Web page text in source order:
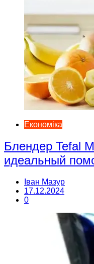
Економіка
Блендер Tefal
идеальный
Іван Мазур
17.12.2024
0